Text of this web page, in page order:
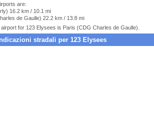
are:
16.2 km / 10.1 mi
de Gaulle) 22.2 km / 13.8 mi
for 123 Elysees is Paris (CDG Charles de Gaulle).
stradali per 123 Elysees